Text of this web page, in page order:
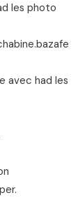
les photo
avec had les